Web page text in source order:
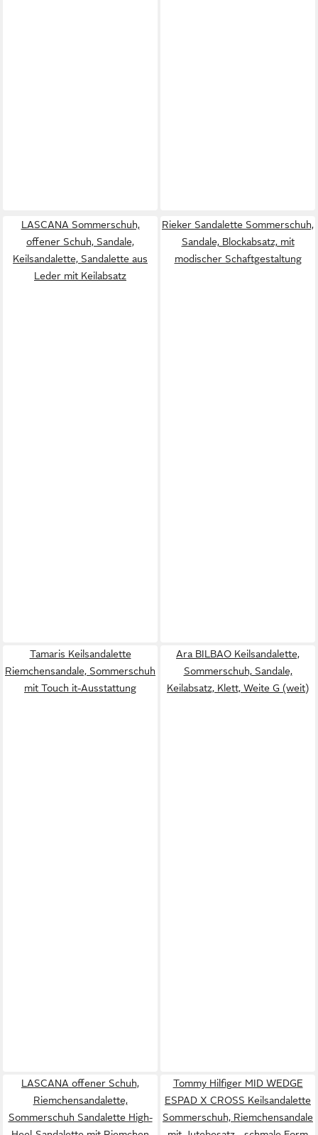
LASCANA Sommerschuh,
offener Schuh, Sandale,
Keilsandalette, Sandalette aus
Leder mit Keilabsatz
Rieker Sandalette Sommerschuh,
Sandale, Blockabsatz, mit
modischer Schaftgestaltung
Tamaris Keilsandalette
Riemchensandale, Sommerschuh
mit Touch it-Ausstattung
Ara BILBAO Keilsandalette,
Sommerschuh, Sandale,
Keilabsatz, Klett, Weite G (weit)
LASCANA offener Schuh,
Riemchensandalette,
Sommerschuh Sandalette High-
Tommy Hilfiger MID WEDGE
ESPAD X CROSS Keilsandalette
Sommerschuh, Riemchensandale